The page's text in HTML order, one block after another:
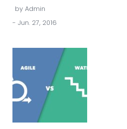
by Admin
- Jun. 27, 2016